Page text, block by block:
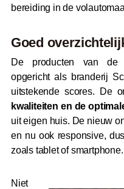
bereiding in de
Goed
De producten van de
opgericht als branderij
uitstekende scores. De
kwaliteiten en de
uit eigen huis. De nieuw
en nu ook responsive,
zoals tablet of smartphone.
Niet